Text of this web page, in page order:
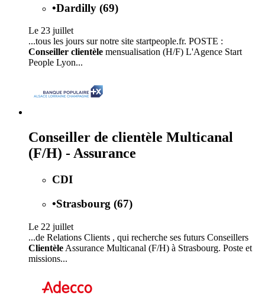
•Dardilly (69)
Le 23 juillet
...tous les jours sur notre site startpeople.fr. POSTE :
Conseiller clientèle mensualisation (H/F) L'Agence Start
People Lyon...
Conseiller de clientèle Multicanal
(F/H) - Assurance
CDI
•Strasbourg (67)
Le 22 juillet
...de Relations Clients , qui recherche ses futurs Conseillers
Clientèle Assurance Multicanal (F/H) à Strasbourg. Poste et
missions...